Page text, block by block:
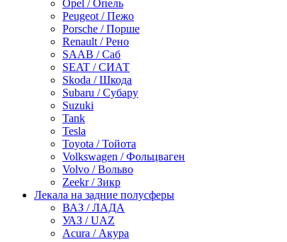
Opel / Опель
Peugeot / Пежо
Porsche / Порше
Renault / Рено
SAAB / Саб
SEAT / СИАТ
Skoda / Шкода
Subaru / Субару
Suzuki
Tank
Tesla
Toyota / Тойота
Volkswagen / Фольцваген
Volvo / Вольво
Zeekr / Зикр
Лекала на задние полусферы
ВАЗ / ЛАДА
УАЗ / UAZ
Acura / Акура